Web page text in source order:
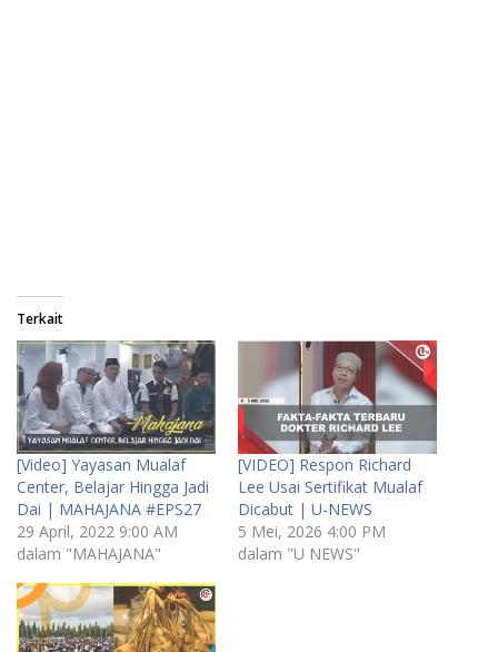
Terkait
[Video] Yayasan Mualaf
Center, Belajar Hingga Jadi
Dai | MAHAJANA #EPS27
29 April, 2022 9:00 AM
dalam "MAHAJANA"
[VIDEO] Respon Richard
Lee Usai Sertifikat Mualaf
Dicabut | U-NEWS
5 Mei, 2026 4:00 PM
dalam "U NEWS"